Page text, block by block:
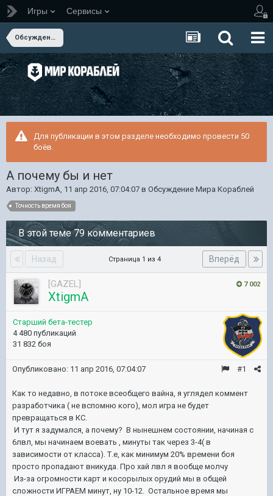
Игры Сервисы
Обсуждение Мира Кораблей
Для публикации в этом разделе необходимо провести 50
боёв.
А почему бы и нет
Автор: XtigmA, 11 апр 2016, 07:04:07 в Обсуждение Мира Кораблей
Точность время боя
В этой теме 79 комментариев
Назад Вперёд
Страница 1 из 4
7 002
[GAZEL]
XtigmA
Старший бета-тестер
4 480 публикаций
31 832 боя
#1
Опубликовано: 11 апр 2016, 07:04:07
Как то недавно, в потоке всеобщего вайна, я углядел коммент
разработчика ( не вспомню кого), мол игра не будет
превращаться в КС.
И тут я задумался, а почему? В нынешнем состоянии, начиная с
6лвл, мы начинаем воевать , минуты так через 3-4( в
зависимости от класса). Т.е, как минимум 20% времени боя
просто пропадают вникуда. Про хай лвл я вообще молчу
Из-за огромности карт и косорылых орудий мы в общей
сложности ИГРАЕМ минут, ну 10-12. Остальное время мы